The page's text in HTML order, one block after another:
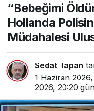
“Bebeğimi
Hollanda
Müdahalesi
Sedat Tapan
1 Haziran 2026,
2026, 20:20